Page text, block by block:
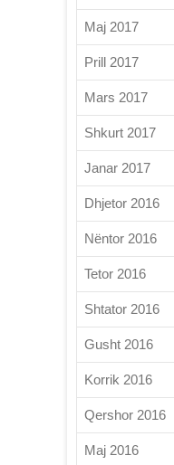
Maj 2017
Prill 2017
Mars 2017
Shkurt 2017
Janar 2017
Dhjetor 2016
Nëntor 2016
Tetor 2016
Shtator 2016
Gusht 2016
Korrik 2016
Qershor 2016
Maj 2016